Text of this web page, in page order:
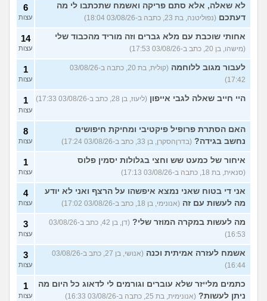
לא שאלה, אלא סתם פריקה ואשמח שתכתבו לי מה
דעתכם (נפוליטנה, בת 23, כתבה ב-03/08/26 18:04)
6
עצות
אחותי שוכבת עם מלא גברים וזה מוריד מהכבוד שלי
(מישהו, בן 20, כתב ב-03/08/26 17:53)
14
עצות
לעבור מגוב ללוחמה
(קולית, בת 20, כתבה ב-03/08/26
17:42)
1
עצות
היי חייב שאלה לגבי אייפון (ליעוז, בן 28, כתב ב-03/08/26 17:33) 1
עצות
האם הסתרת פרופיל פיקטיבי ומחיקת חיפושים
נחשב בגידה? (בדרןהסקרן, בן 33, כתב ב-03/08/26 17:24)
8
עצות
איחור של כמעט שש וחצי בגלולות יסמין פלוס
(סנאית, בת 18, כתבה ב-03/08/26 17:13)
1
עצות
אני די בטוח שאני נמצא איפשהו על הרצף ואני לא יודע
מה לעשות עם זה (אנונימי, בן 18, כתב ב-03/08/26 17:02)
4
עצות
מה לעשות במקרה המוזר שלי?
(דן, בן 42, כתב ב-03/08/26
16:53)
3
עצות
אשמח לעזרה אמיתית וכנה
(אנושי, בן 27, כתב ב-03/08/26
16:44)
3
עצות
כתמים מלייזר שלא עוברים וגורמים לי לדאוג כל היום מה
ניתן לעשות? (אנונימית, בת 25, כתבה ב-03/08/26 16:33)
1
עצות